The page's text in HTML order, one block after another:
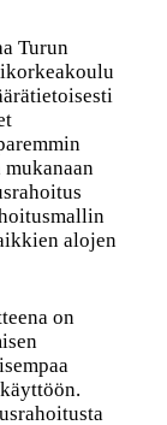
Turun
alojen
on